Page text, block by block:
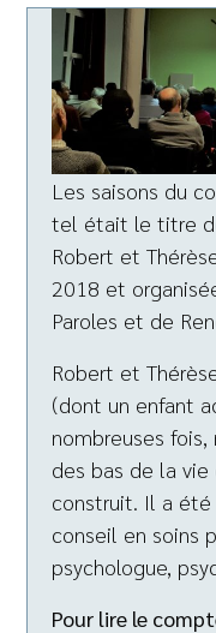
Les saisons du
tel était le titre
Robert et
2018 et
Paroles et de
Robert et
(dont un enfant
nombreuses
des bas de la
construit. Il a été
conseil en soins
psychologue,
Pour lire le